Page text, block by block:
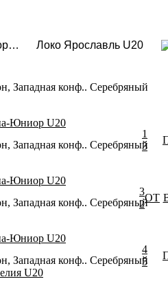
U20 Локо Ярославль U20
Западная конф.. Серебряный
Юниор U20
1
3
Западная конф.. Серебряный
Юниор U20
3
2
ОТ
Западная конф.. Серебряный
Юниор U20
U20
4
5
Западная конф.. Серебряный